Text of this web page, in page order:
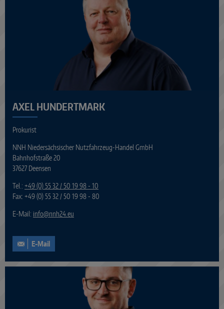
AXEL HUNDERTMARK
Prokurist
NNH Niedersächsischer Nutzfahrzeug-Handel GmbH
Bahnhofstraße 20
37627 Deensen
Tel.: +49 (0) 55 32 / 50 19 98 - 10
Fax: +49 (0) 55 32 / 50 19 98 - 80
E-Mail: info@nnh24.eu
E-Mail